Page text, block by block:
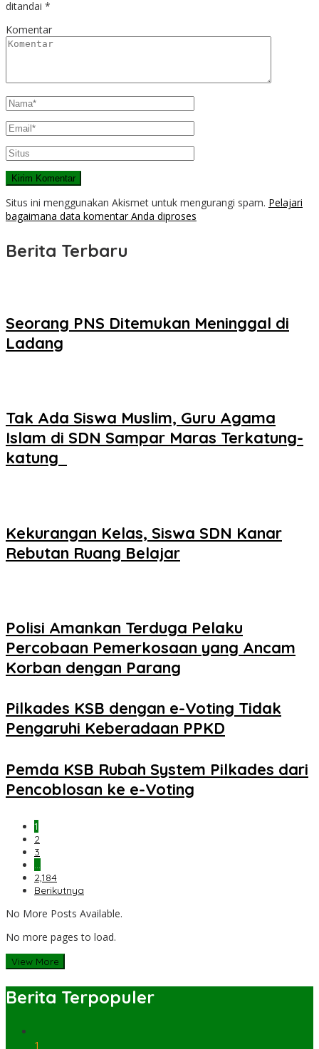
ditandai *
Komentar
Situs ini menggunakan Akismet untuk mengurangi spam. Pelajari
bagaimana data komentar Anda diproses
Berita Terbaru
Seorang PNS Ditemukan Meninggal di
Ladang
Tak Ada Siswa Muslim, Guru Agama
Islam di SDN Sampar Maras Terkatung-
katung ‎
Kekurangan Kelas, Siswa SDN Kanar
Rebutan Ruang Belajar
Polisi Amankan Terduga Pelaku
Percobaan Pemerkosaan yang Ancam
Korban dengan Parang
Pilkades KSB dengan e-Voting Tidak
Pengaruhi Keberadaan PPKD
Pemda KSB Rubah System Pilkades dari
Pencoblosan ke e-Voting
1
2
3
…
2,184
Berikutnya
No More Posts Available.
No more pages to load.
View More
Berita Terpopuler
1